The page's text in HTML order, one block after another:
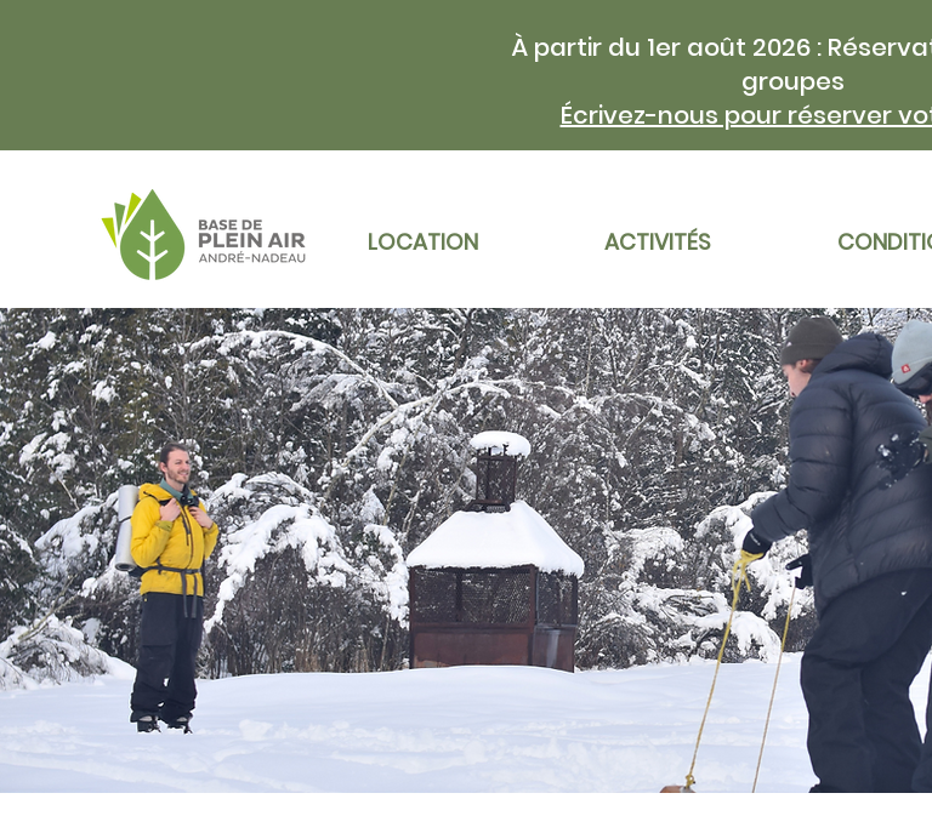
À partir du 1er août 2026 :
groupes
Écrivez-nous pour réserver
LOCATION ACTIVITÉS